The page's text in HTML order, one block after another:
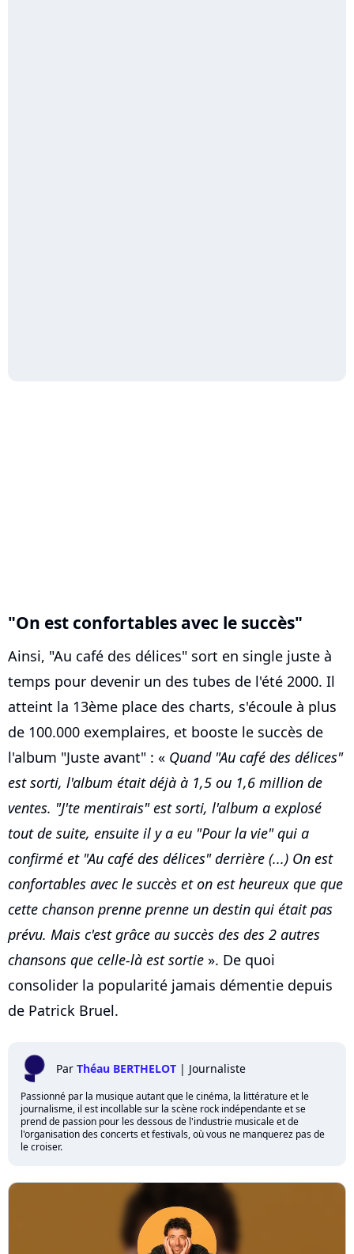
"On est confortables avec le succès"
Ainsi, "Au café des délices" sort en single juste à
temps pour devenir un des tubes de l'été 2000. Il
atteint la 13ème place des charts, s'écoule à plus
de 100.000 exemplaires, et booste le succès de
l'album "Juste avant" : « Quand "Au café des délices"
est sorti, l'album était déjà à 1,5 ou 1,6 million de
ventes. "J'te mentirais" est sorti, l'album a explosé
tout de suite, ensuite il y a eu "Pour la vie" qui a
confirmé et "Au café des délices" derrière (...) On est
confortables avec le succès et on est heureux que que
cette chanson prenne prenne un destin qui était pas
prévu. Mais c'est grâce au succès des des 2 autres
chansons que celle-là est sortie ». De quoi
consolider la popularité jamais démentie depuis
de Patrick Bruel.
Par Théau BERTHELOT | Journaliste
Passionné par la musique autant que le cinéma, la littérature et le
journalisme, il est incollable sur la scène rock indépendante et se
prend de passion pour les dessous de l'industrie musicale et de
l'organisation des concerts et festivals, où vous ne manquerez pas de
le croiser.